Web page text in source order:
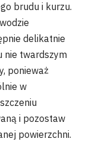
brudu i kurzu.
delikatnie
nie twardszym
ponieważ
w
i pozostaw
powierzchni.